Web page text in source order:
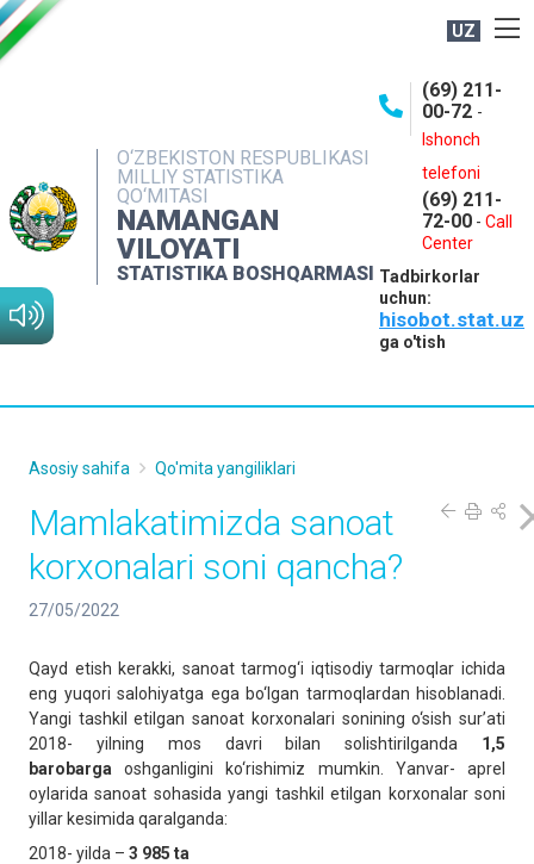
UZ
O‘ZBEKISTON RESPUBLIKASI
MILLIY STATISTIKA
QO‘MITASI
NAMANGAN
VILOYATI
STATISTIKA BOSHQARMASI
(69) 211-
00-72 -
Ishonch
telefoni
(69) 211-
72-00 - Call
Center
Tadbirkorlar
uchun:
hisobot.stat.uz
ga o'tish
NASHRLAR
INTERAKTIV XIZMATLAR
MATBUOT XIZMATI
MUROJAATLAR
Asosiy sahifa Qo'mita yangiliklari
Mamlakatimizda sanoat
korxonalari soni qancha?
27/05/2022
Qayd etish kerakki, sanoat tarmog‘i iqtisodiy tarmoqlar ichida
eng yuqori salohiyatga ega bo‘lgan tarmoqlardan hisoblanadi.
Yangi tashkil etilgan sanoat korxonalari sonining o‘sish sur’ati
2018- yilning mos davri bilan solishtirilganda 1,5
barobarga oshganligini ko‘rishimiz mumkin. Yanvar- aprel
oylarida sanoat sohasida yangi tashkil etilgan korxonalar soni
yillar kesimida qaralganda:
2018- yilda – 3 985 ta